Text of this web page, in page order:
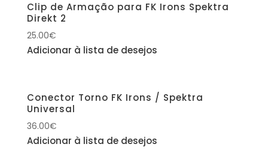
Clip de Armação para FK Irons Spektra
Direkt 2
25.00€
Adicionar à lista de desejos
Conector Torno FK Irons / Spektra
Universal
36.00€
Adicionar à lista de desejos